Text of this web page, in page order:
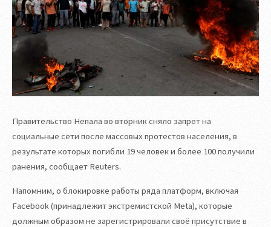
Правительство Непала во вторник сняло запрет на
социальные сети после массовых протестов населения, в
результате которых погибли 19 человек и более 100 получили
ранения, сообщает Reuters.
Напомним, о блокировке работы ряда платформ, включая
Facebook (принадлежит экстремистской Meta), которые
должным образом не зарегистрировали своё присутствие в